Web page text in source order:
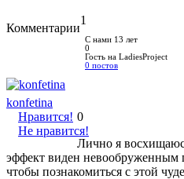
Комментарии
1
С нами 13 лет
0
Гость на LadiesProject
0 постов
konfetina
Нравится!
Не нравится!
0
Лично я
эффект виден невообруженным
чтобы познакомиться с этой